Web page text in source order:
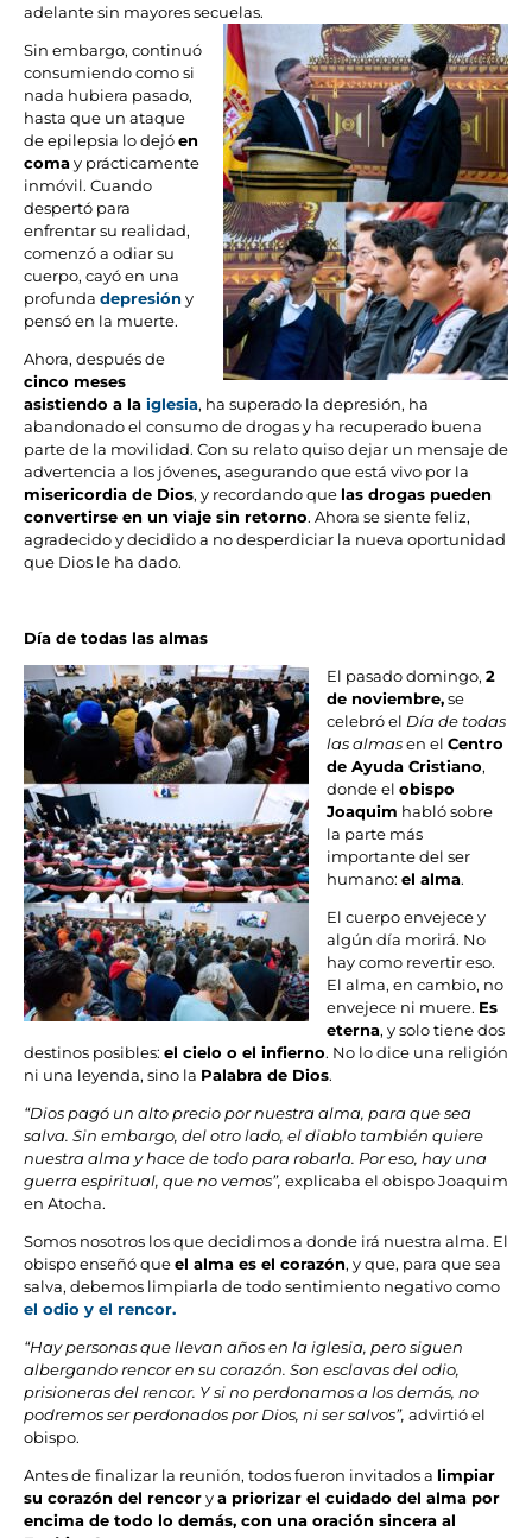
adelante sin mayores secuelas.
Sin embargo, continuó
consumiendo como si
nada hubiera pasado,
hasta que un ataque
de epilepsia lo dejóen
comay prácticamente
inmóvil. Cuando
despertó para
enfrentar su realidad,
comenzó a odiar su
cuerpo, cayó en una
profunda depresióny
pensó en la muerte.
Ahora, después de
cinco meses
asistiendo a la iglesia, ha superado la depresión, ha
abandonado el consumo de drogas y ha recuperado buena
parte de la movilidad. Con su relato quiso dejar un mensaje de
advertencia a los jóvenes, asegurando que está vivo por la
misericordia de Dios, y recordando que las drogas pueden
convertirse en un viaje sin retorno. Ahora se siente feliz,
agradecido y decidido a no desperdiciar la nueva oportunidad
que Dios le ha dado.
Día de todas las almas
El pasado domingo, 2
de noviembre,se
celebró el Día de todas
las almasen el Centro
de Ayuda Cristiano,
donde el obispo
Joaquim habló sobre
la parte más
importante del ser
humano: el alma.
El cuerpo envejece y
algún día morirá. No
hay como revertir eso.
El alma, en cambio, no
envejece ni muere. Es
eterna, y solo tiene dos
destinos posibles: el cielo o el infierno. No lo dice una religión
ni una leyenda, sino la Palabra de Dios.
“Dios pagó un alto precio por nuestra alma, para que sea
salva. Sin embargo, del otro lado, el diablo también quiere
nuestra alma y hace de todo para robarla. Por eso, hay una
guerra espiritual, que no vemos”, explicaba el obispo Joaquim
en Atocha.
Somos nosotros los que decidimos a donde irá nuestra alma. El
obispo enseñó queel alma es el corazón, y que, para que sea
salva, debemos limpiarla de todo sentimiento negativo como
el odio y el rencor.
“Hay personas que llevan años en la iglesia, pero siguen
albergando rencor en su corazón. Son esclavas del odio,
prisioneras del rencor. Y si no perdonamos a los demás, no
podremos ser perdonados por Dios, ni ser salvos”, advirtió el
obispo.
Antes de finalizar la reunión, todos fueron invitados a limpiar
su corazón del rencorya priorizar el cuidado del alma por
encima de todo lo demás, con una oración sincera al